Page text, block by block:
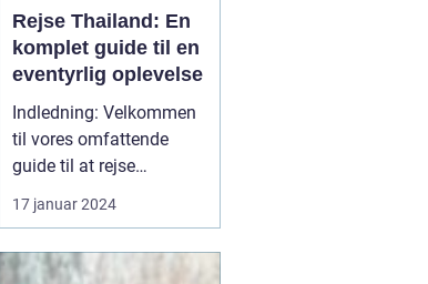
Rejse Thailand: En
komplet guide til en
eventyrlig oplevelse
Indledning: Velkommen
til vores omfattende
guide til at rejse
Thailand, et land rigt på
kultur, historie og
Uanset om du er en
17 januar 2024